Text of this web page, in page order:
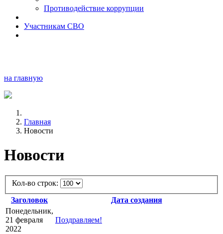
Противодействие коррупции
Участникам СВО
на главную
Главная
Новости
Новости
Кол-во строк:
Заголовок
Дата создания
Понедельник,
21 февраля
2022
Поздравляем!